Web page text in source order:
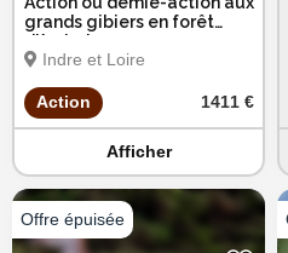
grands gibiers en forêt
d'Amboise
Indre et Loire
Action 1411 €
Afficher